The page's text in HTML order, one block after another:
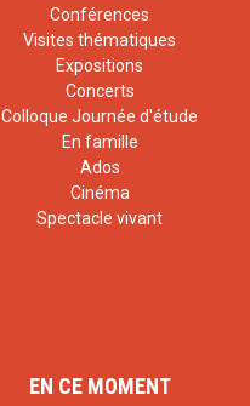
Conférences
Visites thématiques
Expositions
Concerts
Colloque Journée d'étude
En famille
Ados
Cinéma
Spectacle vivant
EN CE MOMENT